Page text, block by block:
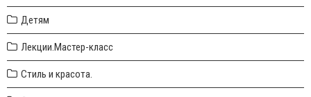
Детям
Лекции.Мастер-класс
Стиль и красота.